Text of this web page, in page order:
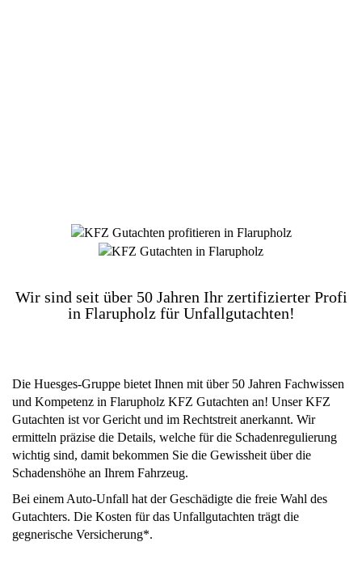
Wir sind seit über 50 Jahren Ihr zertifizierter Profi
in Flarupholz für Unfallgutachten!
Die Huesges-Gruppe bietet Ihnen mit über 50 Jahren Fachwissen
und Kompetenz in Flarupholz KFZ Gutachten an! Unser KFZ
Gutachten ist vor Gericht und im Rechtstreit anerkannt. Wir
ermitteln präzise die Details, welche für die Schadenregulierung
wichtig sind, damit bekommen Sie die Gewissheit über die
Schadenshöhe an Ihrem Fahrzeug.
Bei einem Auto-Unfall hat der Geschädigte die freie Wahl des
Gutachters. Die Kosten für das Unfallgutachten trägt die
gegnerische Versicherung*.